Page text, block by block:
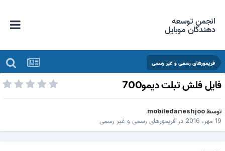
انجمن توسعه
دهندگان موبایل
فریمورهای رسمی و غیر رسمی
فلش تبلت دیمو700
mobiledaneshjoo
2016
درفریمورهای رسمی و غیر رسمی